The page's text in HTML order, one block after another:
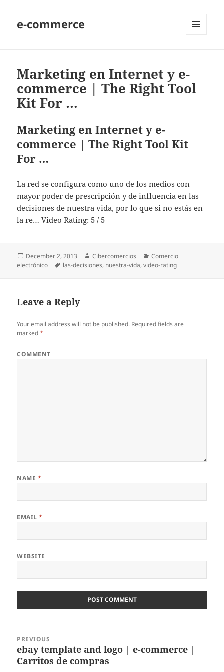
e-commerce
Marketing en Internet y e-
commerce | The Right Tool
Kit For …
Marketing en Internet y e-
commerce | The Right Tool Kit
For …
La red se configura como uno de los medios con
mayor poder de prescripción y de influencia en las
decisiones de nuestra vida, por lo que si no estás en
la re… Video Rating: 5 / 5
Posted
on
December 2, 2013 Author
Cibercomercios Categories
Comercio
electrónico
Tags
las-decisiones, nuestra-vida,video-rating
Leave a Reply
Your email address will not be published. Required fields are
marked*
COMMENT
NAME *
EMAIL*
WEBSITE
navigation
PREVIOUS
Previous
post:
ebay template and logo | e-commerce |
Carritos de compras